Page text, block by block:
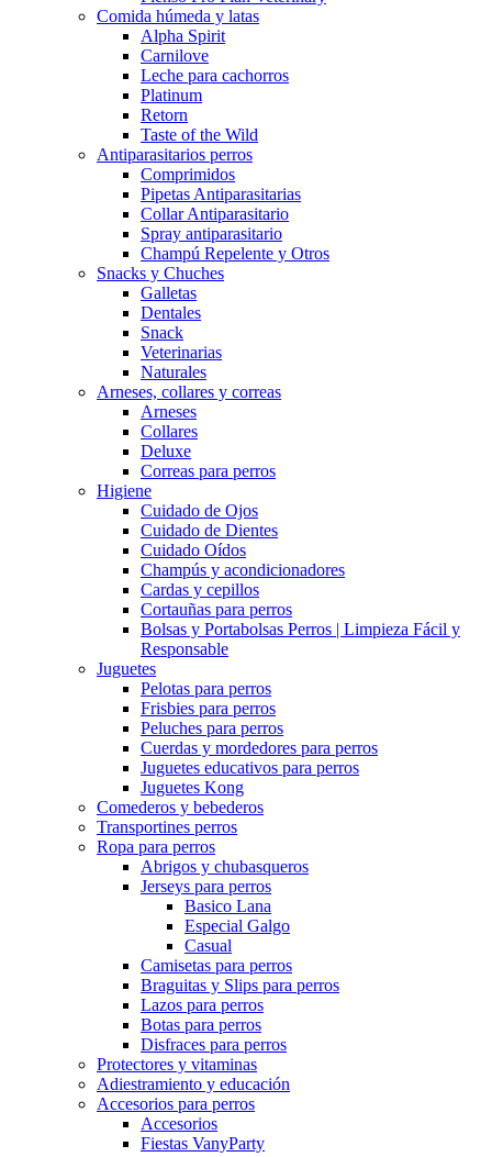
Comida húmeda y latas
Alpha Spirit
Carnilove
Leche para cachorros
Platinum
Retorn
Taste of the Wild
Antiparasitarios perros
Comprimidos
Pipetas Antiparasitarias
Collar Antiparasitario
Spray antiparasitario
Champú Repelente y Otros
Snacks y Chuches
Galletas
Dentales
Snack
Veterinarias
Naturales
Arneses, collares y correas
Arneses
Collares
Deluxe
Correas para perros
Higiene
Cuidado de Ojos
Cuidado de Dientes
Cuidado Oídos
Champús y acondicionadores
Cardas y cepillos
Cortauñas para perros
Bolsas y Portabolsas Perros | Limpieza Fácil y
Responsable
Juguetes
Pelotas para perros
Frisbies para perros
Peluches para perros
Cuerdas y mordedores para perros
Juguetes educativos para perros
Juguetes Kong
Comederos y bebederos
Transportines perros
Ropa para perros
Abrigos y chubasqueros
Jerseys para perros
Basico Lana
Especial Galgo
Casual
Camisetas para perros
Braguitas y Slips para perros
Lazos para perros
Botas para perros
Disfraces para perros
Protectores y vitaminas
Adiestramiento y educación
Accesorios para perros
Accesorios
Fiestas VanyParty